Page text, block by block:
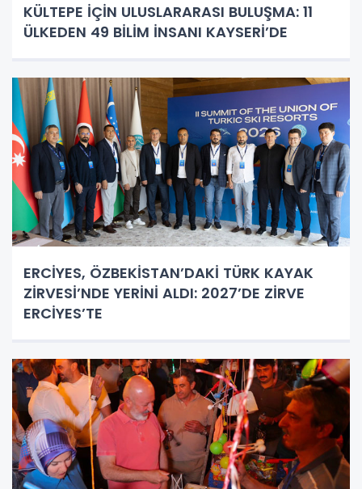
KÜLTEPE İÇİN ULUSLARARASI BULUŞMA: 11
ÜLKEDEN 49 BİLİM İNSANI KAYSERİ’DE
ERCİYES, ÖZBEKİSTAN’DAKİ TÜRK KAYAK
ZİRVESİ’NDE YERİNİ ALDI: 2027’DE ZİRVE
ERCİYES’TE